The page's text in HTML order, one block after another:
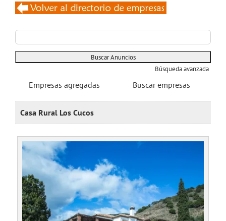
Búsqueda avanzada
Empresas agregadas Buscar empresas
Casa Rural Los Cucos